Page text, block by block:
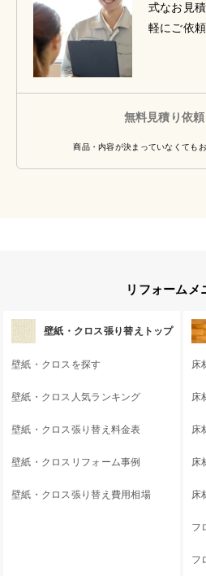
式なお見
軽にご依
無料見積り依
商品・内容が決まっていなくても
リフォームメ
壁紙・クロス張り替えトップ
壁紙・クロスを探す
壁紙・クロス人気ランキング
壁紙・クロス張り替え料金表
壁紙・クロスリフォーム事例
壁紙・クロス張り替え費用相場
床
床
床
床
床
フ
フ